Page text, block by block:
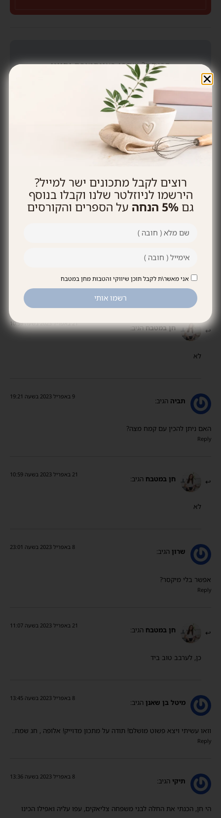
הכנתם? שתפו באינסטגרם ותייגו
@heninthekitchen
קציצות פרסה- כרישה
257 תגובות
תגובות ישנות
האם ניתן להשתמש בקמח מצה?
חן במטבח הגיב:
21 באפריל 2023 בשעה 10:59
לא
תביה הגיב:
9 באפריל 2023 בשעה 19:21
האם ניתן להכין עם קמח מצה?
Reply
חן במטבח הגיב:
21 באפריל 2023 בשעה 10:59
לא
שרון הגיב:
8 באפריל 2023 בשעה 23:01
אפשר בלי מיקסר?
Reply
חן במטבח הגיב:
21 באפריל 2023 בשעה 11:07
כן, לערבב טוב ביד
מיטל בן שאנן הגיב:
8 באפריל 2023 בשעה 13:45
וואו עשיתי ויצא פשוט מושלם! תודה על מתכון מדוייק! אלופה , חג שמח..
Reply
תיקי הגיב:
8 באפריל 2023 בשעה 13:36
הי חן, הכנתי את החלה לבני משפחה צליאקים, עפו עליה ואפילו הכינו
רוצים לקבל מתכונים ישר למייל?
הירשמו לניוזלטר שלנו וקבלו בנוסף
גם על הספרים והקורסים
אני מאשר\ת לקבל תוכן שיווקי והטבות מחן במטבח
רשמו אותי